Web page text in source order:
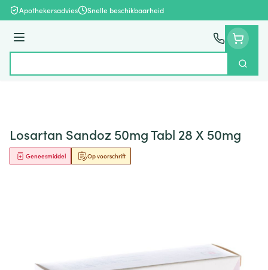
Ga naar de inhoud
Apothekersadvies Snelle beschikbaarheid
Menu
Zoek
Losartan Sandoz 50mg Tabl 28 X 50mg
Op voorschrift
Geneesmiddel